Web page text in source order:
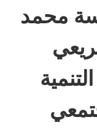
محمد